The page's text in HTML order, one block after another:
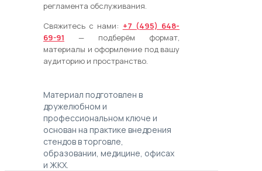
регламента обслуживания.
Свяжитесь с нами: +7 (495) 648-
69-91 — подберём формат,
материалы и оформление под вашу
аудиторию и пространство.
Материал подготовлен в
дружелюбном и
профессиональном ключе и
основан на практике внедрения
стендов в торговле,
образовании, медицине, офисах
и ЖКХ.